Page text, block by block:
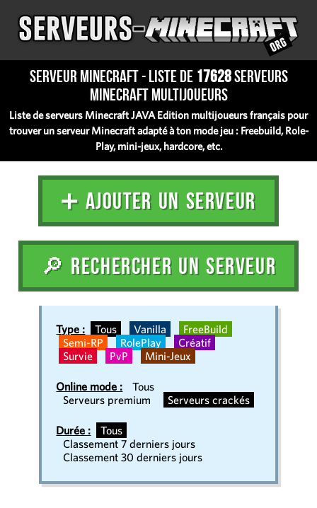
Serveur Minecraft - Liste de 17628serveurs
Minecraft multijoueurs
Liste de serveurs Minecraft JAVA Edition multijoueurs français pour
trouver un serveur Minecraft adapté à ton mode jeu : Freebuild, Role-
Play, mini-jeux, hardcore, etc.
➕ AJOUTER UN SERVEUR
🔎 RECHERCHER UN SERVEUR
Type : Tous Vanilla
FreeBuild
Semi-RP
RolePlay
Créatif
Survie
PvP Mini-Jeux
Online mode :
Tous
Serveurs premium
Serveurs crackés
Durée :
Tous
Classement 7 derniers jours
Classement 30 derniers jours